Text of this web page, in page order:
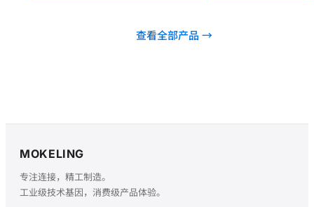
查看全部产品 →
MOKELING
专注连接，精工制造。
工业级技术基因，消费级产品体验。